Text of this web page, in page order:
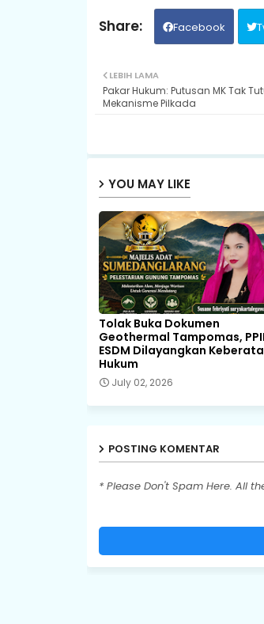
Facebook
LEBIH LAMA
Pakar Hukum: Putusan MK Tak
Mekanisme Pilkada
YOU MAY LIKE
Tolak Buka Dokumen
Geothermal Tampomas,
ESDM Dilayangkan
Hukum
July 02, 2026
POSTING KOMENTAR
* Please Don't Spam Here. All